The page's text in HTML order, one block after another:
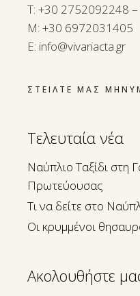
Τ: +30 2752092248
M: +30 6972031405
E: info@vivariacta.gr
ΣΤΕΙΛΤΕ ΜΑΣ
Τελευταία νέα
Ναύπλιο Ταξίδι στη
Πρωτεύουσας
Τι να δείτε στο
Οι κρυμμένοι
Ακολουθήστε